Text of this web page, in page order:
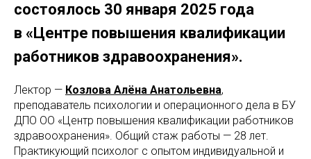
состоялось 30 января 2025 года
в «Центре повышения квалификации
работников здравоохранения».
Лектор — Козлова Алёна Анатольевна,
преподаватель психологии и операционного дела в БУ
ДПО ОО «Центр повышения квалификации работников
здравоохранения». Общий стаж работы — 28 лет.
Практикующий психолог с опытом индивидуальной и